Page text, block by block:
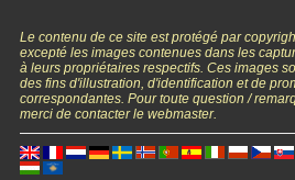
Le contenu de ce site est protégé par
excepté les images contenues dans les
à leurs propriétaires respectifs. Ces images
des fins d'illustration, d'identification et de
correspondantes. Pour toute question /
merci de contacter le webmaster.